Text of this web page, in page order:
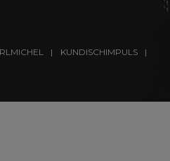
KUNDISCHIMPULS